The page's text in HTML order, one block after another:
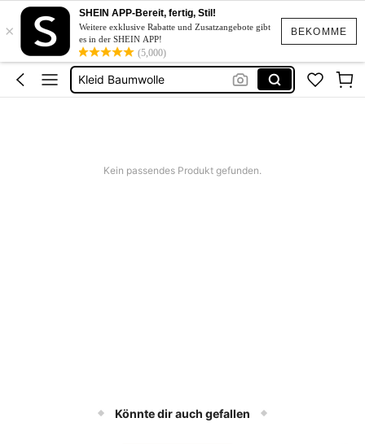
BEKOMME
×
SHEIN APP-Bereit, fertig, Stil!
Weitere exklusive Rabatte und Zusatzangebote gibt
es in der SHEIN APP!
(5,000)
Kurze Kleider Sommer
Bikini
Kleid Baumwolle
Kurze Hose Männer
Kein passendes Produkt gefunden.
Könnte dir auch gefallen